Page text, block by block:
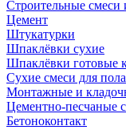
Строительные смеси
Цемент
Штукатурки
Шпаклёвки сухие
Шпаклёвки готовые
Сухие смеси для пола
Монтажные и
Цементно-песчаные
Бетоноконтакт